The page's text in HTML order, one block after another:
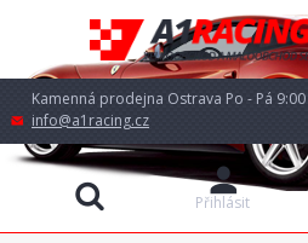
Kamenná prodejna Ostrava Po - Pá
info@a1racing.cz
Přihlásit